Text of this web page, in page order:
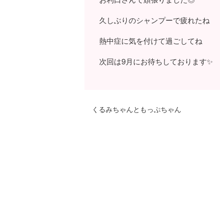
久しぶりのシャンプーで疲れたね
熱中症に気を付けて過ごしてね
次回は9月にお待ちしております✨
くるみちゃんともっぷちゃん